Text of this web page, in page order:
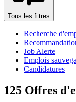
Tous les filtres
Recherche
Job Alerte
Emplois
Candidatures
125 Offres